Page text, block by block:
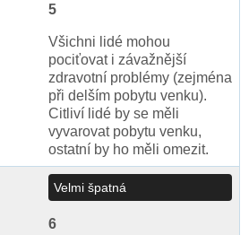
5
Všichni lidé mohou
pociťovat i závažnější
zdravotní problémy (zejména
při delším pobytu venku).
Citliví lidé by se měli
vyvarovat pobytu venku,
ostatní by ho měli omezit.
Velmi špatná
6